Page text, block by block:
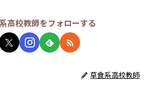
高校教師をフォローする
草食系高校教師